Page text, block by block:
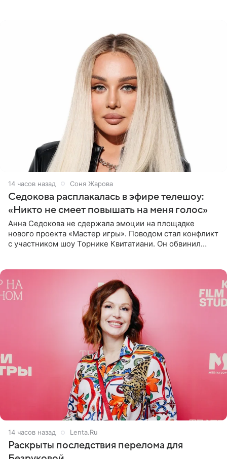
14 часов назад Соня Жарова
Седокова расплакалась в эфире телешоу:
«Никто не смеет повышать на меня голос»
Анна Седокова не сдержала эмоции на площадке
нового проекта «Мастер игры». Поводом стал конфликт
с участником шоу Торнике Квитатиани. Он обвинил
14 часов назад Lenta.Ru
Раскрыты последствия перелома для